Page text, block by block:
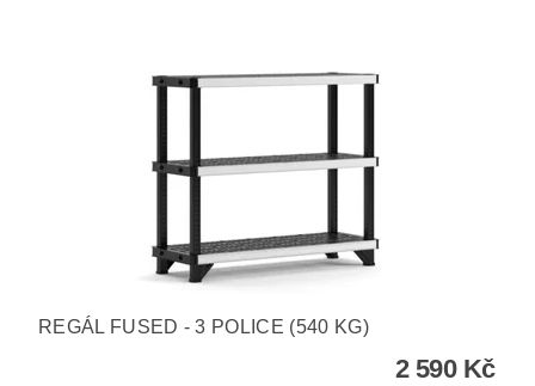
REGÁL FUSED - 3 POLICE (540 KG)
2 590 Kč